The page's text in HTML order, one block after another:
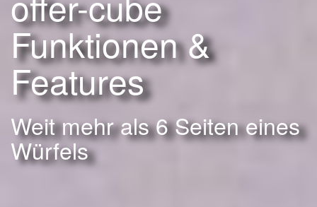
Funktionen &
Features
Weit mehr als 6 Seiten eines
Würfels